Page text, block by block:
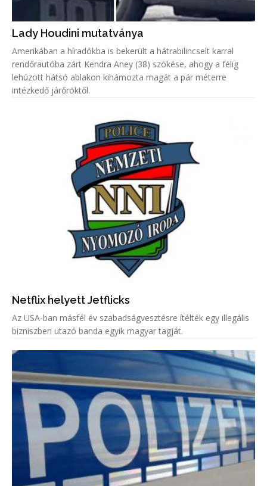
Lady Houdini mutatványa
Amerikában a híradókba is bekerült a hátrabilincselt karral
rendőrautóba zárt Kendra Aney (38) szökése, ahogy a félig
lehúzott hátsó ablakon kihámozta magát a pár méterre
intézkedő járőröktől.
Netflix helyett Jetflicks
Az USA-ban másfél év szabadságvesztésre ítélték egy illegális
bizniszben utazó banda egyik magyar tagját.